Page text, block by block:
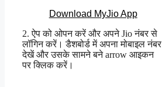
Download MyJio App
2. ऐप को ओपन करें और अपने Jio नंबर से
लॉगिन करें। डैशबोर्ड में अपना मोबाइल नंबर
देखें और उसके सामने बने arrow आइकन
पर क्लिक करें।